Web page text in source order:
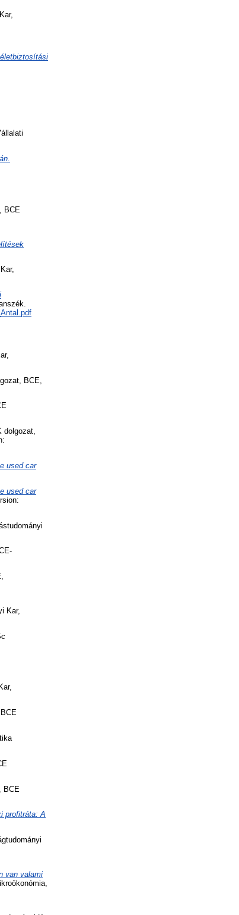
BCE
BCE,
dolgozat,
used car
used car
Kar,
BCE
profitráta: A
van valami